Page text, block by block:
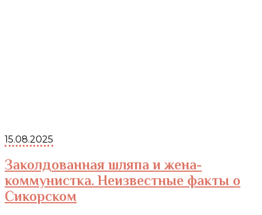
15.08.2025
Заколдованная шляпа и жена-
коммунистка. Неизвестные факты о
Сикорском